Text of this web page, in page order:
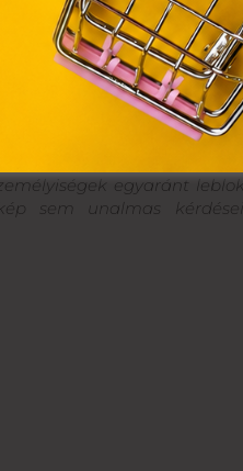
újságírója. Számára
riportok koronázatlan
egyaránt
sem unalmas